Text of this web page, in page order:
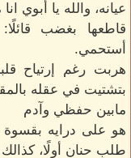
عيانه، والله يا أبوي
قاطعها بغضب
أستحمي.
هربت رغم إرتياح
بتشتيت في عقله
مابين حفظي وآدم
هو على درايه بقسوة
طلب حنان أولًا،